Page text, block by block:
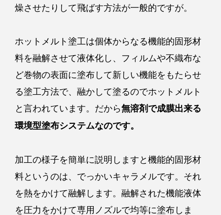
燥させたりして飛ばす方法が一般的ですが。
ホットメルト塗工は個体からなる機能的固形材
料を融解させて液体化し、フィルムや不織布な
ど巻物の表面に塗布して新しい機能をもたらせ
る塗工方法で、融かして塗るのでホットメルト
と言われています。だから無溶剤で成膜出来る
環境型塗布システムなのです。
加工の様子を簡単に説明しますと機能的固形材
料というのは、でっかいキャラメルです。それ
を熱をかけて融解します。融解された機能液体
を圧力をかけて専用ノズルで均等に塗布しま